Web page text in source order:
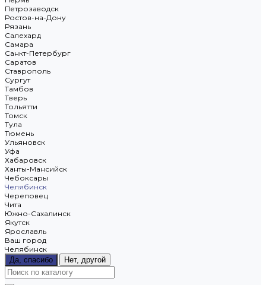
Петрозаводск
Ростов-на-Дону
Рязань
Салехард
Самара
Санкт-Петербург
Саратов
Ставрополь
Сургут
Тамбов
Тверь
Тольятти
Томск
Тула
Тюмень
Ульяновск
Уфа
Хабаровск
Ханты-Мансийск
Чебоксары
Челябинск
Череповец
Чита
Южно-Сахалинск
Якутск
Ярославль
Ваш город
Челябинск
Да, спасибо
Нет, другой